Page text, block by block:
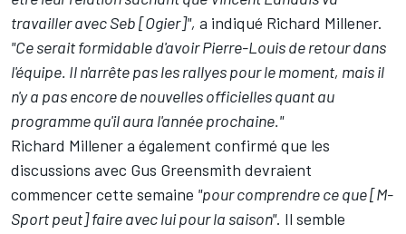
travailler avec Seb [Ogier]", a indiqué Richard Millener.
"Ce serait formidable d'avoir Pierre-Louis de retour dans
l'équipe. Il n'arrête pas les rallyes pour le moment, mais il
n'y a pas encore de nouvelles officielles quant au
programme qu'il aura l'année prochaine."
Richard Millener a également confirmé que les
discussions avec Gus Greensmith devraient
commencer cette semaine "pour comprendre ce que [M-
Sport peut] faire avec lui pour la saison". Il semble